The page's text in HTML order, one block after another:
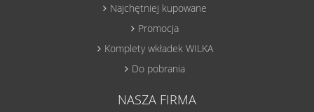
Najchętniej kupowane
Promocja
Komplety wkładek WILKA
Do pobrania
NASZA FIRMA